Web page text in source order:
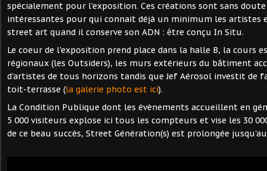
spécialement pour l'exposition. Ces créations sont sans
intéressantes pour qui connait déjà un minimum les artistes
street art quand il conserve son ADN : être conçu In Situ.
Le coeur de l'exposition prend place dans la halle B, la cours
régionaux (les Outsiders), les murs extérieurs du bâtiment
d'artistes de tous horizons tandis que Jef Aérosol investit de
toit-terrasse (la galerie photo est ici).
La Condition Publique dont les évènements accueillent en
5 000 visiteurs explose ici tous les compteurs et vise les 30
de ce beau succès, Street Génération(s) est prolongée